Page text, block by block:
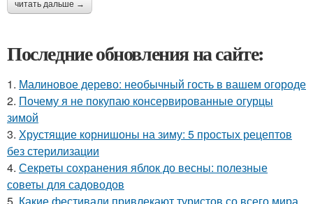
читать дальше →
Последние обновления на сайте:
1. Малиновое дерево: необычный гость в вашем огороде
2. Почему я не покупаю консервированные огурцы
зимой
3. Хрустящие корнишоны на зиму: 5 простых рецептов
без стерилизации
4. Секреты сохранения яблок до весны: полезные
советы для садоводов
5. Какие фестивали привлекают туристов со всего мира